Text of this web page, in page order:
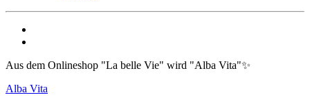
Aus dem Onlineshop "La belle Vie" wird "Alba Vita"✨
Alba Vita